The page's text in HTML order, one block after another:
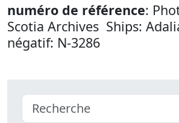
numéro de référence:
Scotia Archives Ships:
négatif: N-3286